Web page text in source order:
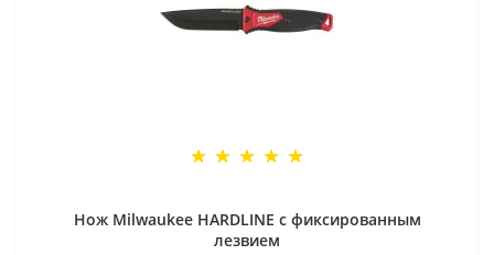
Нож Milwaukee HARDLINE с фиксированным
лезвием